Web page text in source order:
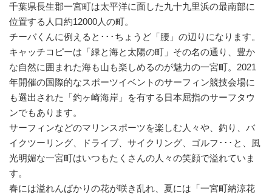
千葉県長生郡一宮町は太平洋に面した九十九里浜の最南部に
位置する人口約12000人の町。
チーバくんに例えると･･･ちょうど「腰」の辺りになります。
キャッチコピーは「緑と海と太陽の町」その名の通り、豊か
な自然に囲まれた海も山も楽しめるのが魅力の一宮町。2021
年開催の国際的なスポーツイベントのサーフィン競技会場に
も選出された「釣ヶ崎海岸」を有する日本屈指のサーフタウ
ンでもあります。
サーフィンなどのマリンスポーツを楽しむ人々や、釣り、バ
イクツーリング、ドライブ、サイクリング、ゴルフ･･･と、風
光明媚な一宮町はいつもたくさんの人々の笑顔で溢れていま
す。
春には溢れんばかりの花が咲き乱れ、夏には「一宮町納涼花